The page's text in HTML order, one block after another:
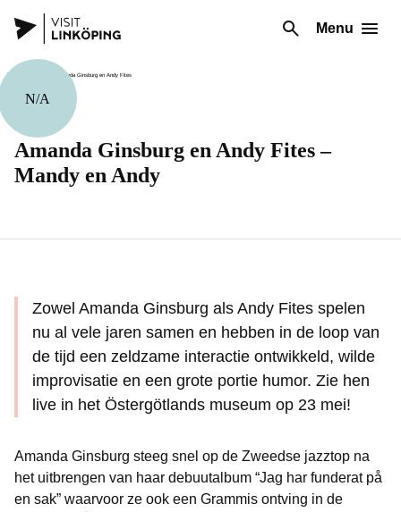
Menu
N/A
Amanda Ginsburg en Andy Fites –
Mandy en Andy
Zowel Amanda Ginsburg als Andy Fites spelen
nu al vele jaren samen en hebben in de loop van
de tijd een zeldzame interactie ontwikkeld, wilde
improvisatie en een grote portie humor. Zie hen
live in het Östergötlands museum op 23 mei!
Amanda Ginsburg steeg snel op de Zweedse jazztop na
het uitbrengen van haar debuutalbum “Jag har funderat på
en sak” waarvoor ze ook een Grammis ontving in de